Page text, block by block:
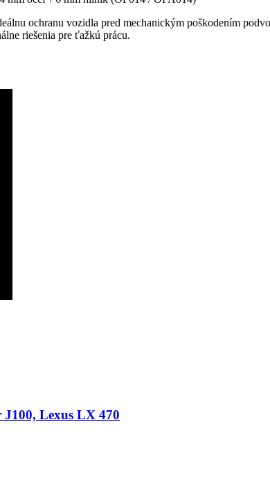
ochranu vozidla pred mechanickým poškodením
riešenia pre ťažkú prácu.
Lexus LX 470